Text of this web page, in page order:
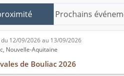
Prochains
12/09/2026 au 13/09/2026
Nouvelle-Aquitaine
de Bouliac 2026